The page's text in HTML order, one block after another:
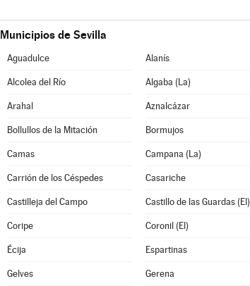
Municipios de Sevilla
Aguadulce Alanís
Alcolea del Río Algaba (La)
Arahal Aznalcázar
Bollullos de la Mitación Bormujos
Camas Campana (La)
Carrión de los Céspedes Casariche
Castilleja del Campo Castillo de las Guardas (El)
Coripe Coronil (El)
Écija Espartinas
Gelves Gerena